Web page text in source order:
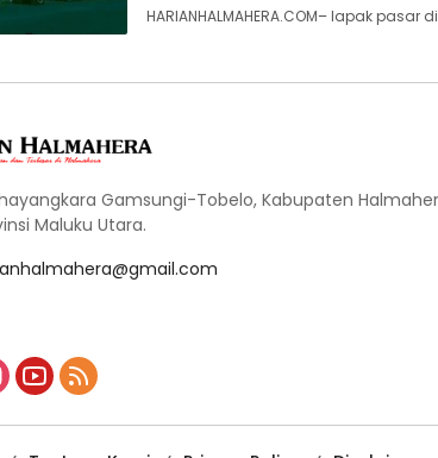
HARIANHALMAHERA.COM– lapak
Gamsungi-Tobelo, Kabupaten
Maluku Utara.